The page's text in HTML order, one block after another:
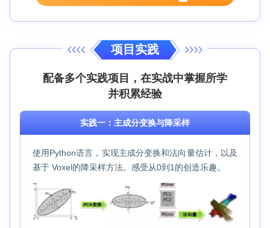
项目实践
配备多个实践项目，在实战中掌握所学
并积累经验
实践一：主成分变换与降采样
使用Python语言，实现主成分变换和法向量估计，以及
基于 Voxel的降采样方法。感受从0到1的创造乐趣。